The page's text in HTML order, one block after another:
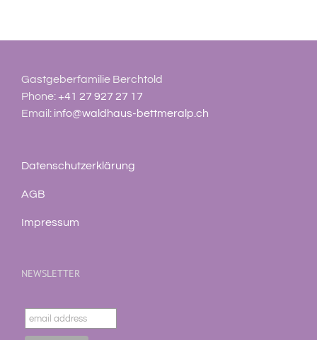
Gastgeberfamilie Berchtold
Phone:+41 27 927 27 17
Email: info@waldhaus-bettmeralp.ch
Datenschutzerklärung
AGB
Impressum
NEWSLETTER